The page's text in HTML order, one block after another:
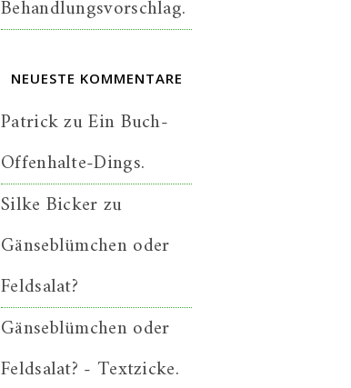
Behandlungsvorschlag.
NEUESTE KOMMENTARE
PatrickzuEin Buch-
Offenhalte-Dings.
Silke Bickerzu
Gänseblümchen oder
Feldsalat?
Gänseblümchen oder
Feldsalat? - Textzicke.